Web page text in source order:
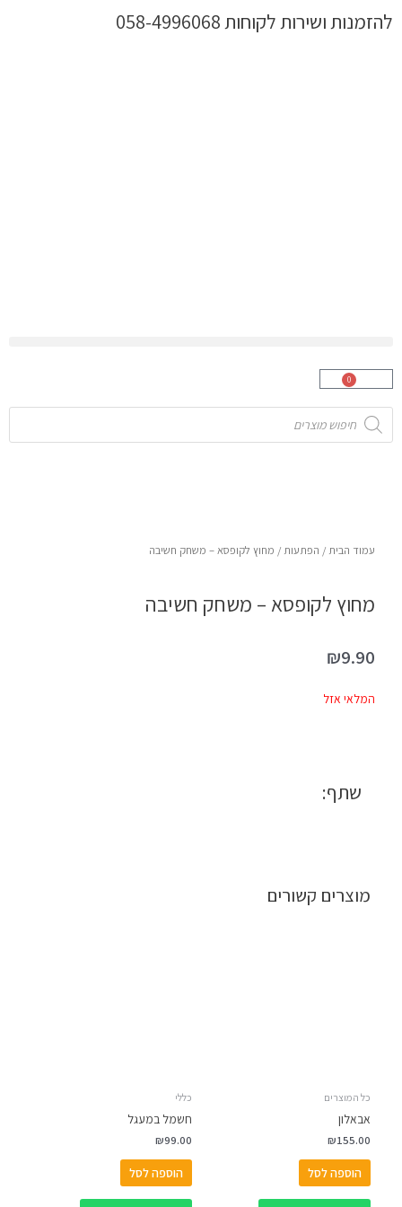
לתוכןלהזמנות ושירות לקוחות 058-4996068
0
עגלת
Products
search
עמוד הבית / הפתעות / מחוץ לקופסא – משחק חשיבה
מחוץ לקופסא – משחק חשיבה
₪9.90
המלאי אזל
שתף:
מוצרים קשורים
כל המוצרים
אבאלון
₪155.00
הוספה לסל
כללי
חשמל במעגל
₪99.00
הוספה לסל